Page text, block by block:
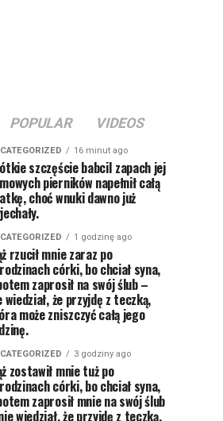
POPULAR VIDEOS
16 minut ago
szczęście babciI zapach jej
pierników napełnił całą
choć wnuki dawno już
1 godzinę ago
rzucił mnie zaraz po
córki, bo chciał syna,
zaprosił na swój ślub –
wiedział, że przyjdę z teczką,
może zniszczyć całą jego
3 godziny ago
zostawił mnie tuż po
córki, bo chciał syna,
zaprosił mnie na swój ślub
wiedział, że przyjdę z teczką,